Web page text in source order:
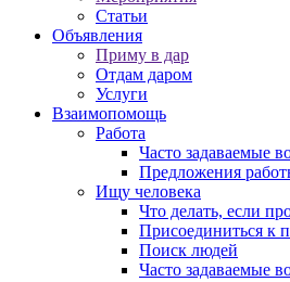
Статьи
Объявления
Приму в дар
Отдам даром
Услуги
Взаимопомощь
Работа
Часто задаваемые
Предложения
Ищу человека
Что делать, если
Присоединиться к
Поиск людей
Часто задаваемые